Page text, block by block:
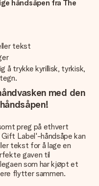
håndsåpen fra The
tekst
å trykke kyrillisk, tyrkisk,
med den
preg på ethvert
Label'-håndsåpe kan
tekst for å lage en
gaven til
som har kjøpt et
flytter sammen.